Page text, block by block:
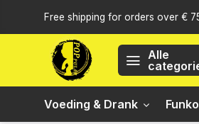
Free shipping for orders over €
Alle
Voeding & Drank